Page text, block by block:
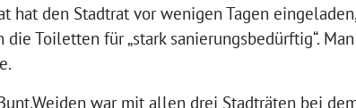
hat den Stadtrat vor wenigen Tagen
Toiletten für „stark sanierungsbedürftig“.
war mit allen drei Stadträten bei